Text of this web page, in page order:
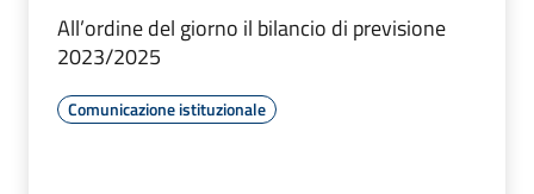
All’ordine del giorno il bilancio di previsione
2023/2025
Comunicazione istituzionale